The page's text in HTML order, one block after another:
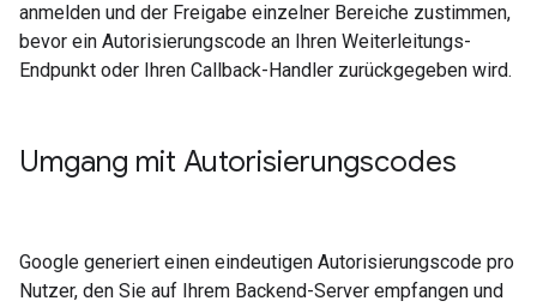
anmelden und der Freigabe einzelner Bereiche zustimmen,
bevor ein Autorisierungscode an Ihren Weiterleitungs-
Endpunkt oder Ihren Callback-Handler zurückgegeben wird.
Umgang mit Autorisierungscodes
Google generiert einen eindeutigen Autorisierungscode pro
Nutzer, den Sie auf Ihrem Backend-Server empfangen und